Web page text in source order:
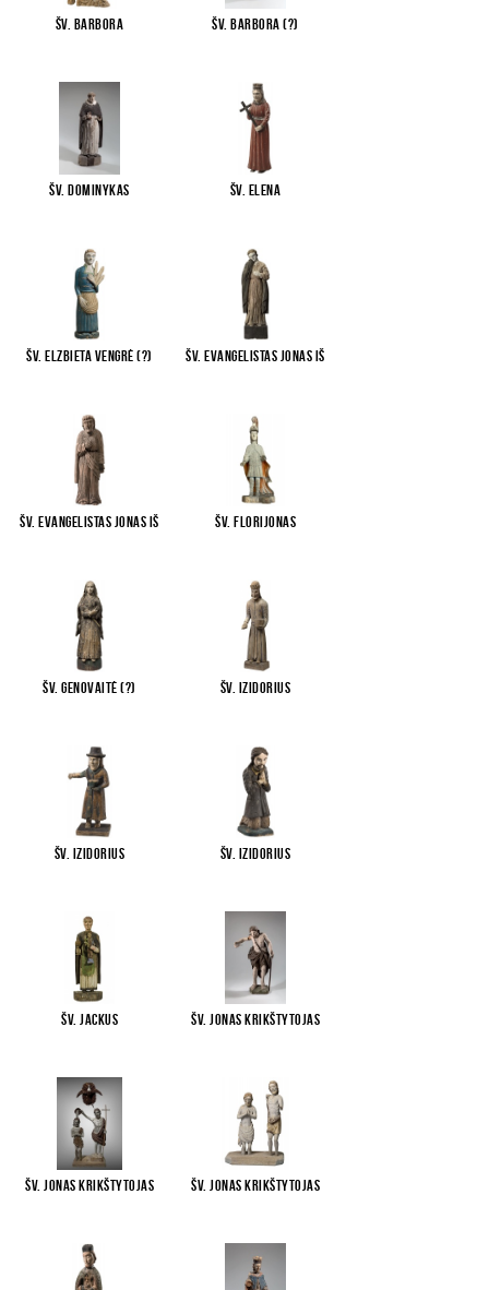
Šv. Barbora Šv. Barbora (?)
Šv. Dominykas Šv. Elena
Šv. Elzbieta Vengrė (?)
Šv. evangelistas Jonas iš
Šv. evangelistas Jonas iš
Šv. Florijonas
Šv. Genovaitė (?) Šv. Izidorius
Šv. Izidorius Šv. Izidorius
Šv. Jackus Šv. Jonas Krikštytojas
Šv. Jonas Krikštytojas
Šv. Jonas Krikštytojas